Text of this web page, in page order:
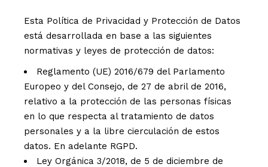
Esta Política de Privacidad y Protección de Datos
está desarrollada en base a las siguientes
normativas y leyes de protección de datos:
Reglamento (UE) 2016/679 del Parlamento
Europeo y del Consejo, de 27 de abril de 2016,
relativo a la protección de las personas físicas
en lo que respecta al tratamiento de datos
personales y a la libre cierculación de estos
datos. En adelante RGPD.
Ley Orgánica 3/2018, de 5 de diciembre de